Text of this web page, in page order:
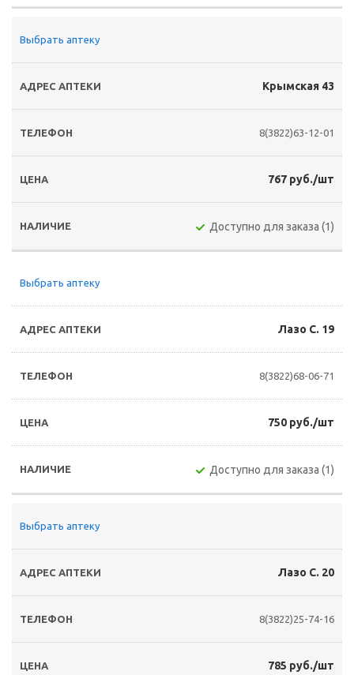
Выбрать аптеку
Крымская 43
8(3822)63-12-01
767 руб./шт
Доступно для заказа (1)
Выбрать аптеку
Лазо С. 19
8(3822)68-06-71
750 руб./шт
Доступно для заказа (1)
Выбрать аптеку
Лазо С. 20
8(3822)25-74-16
785 руб./шт